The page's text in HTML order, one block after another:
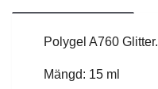
Polygel A760 Glitter.
Mängd: 15 ml